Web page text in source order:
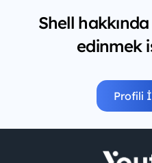
Shell
edinmek
Profili